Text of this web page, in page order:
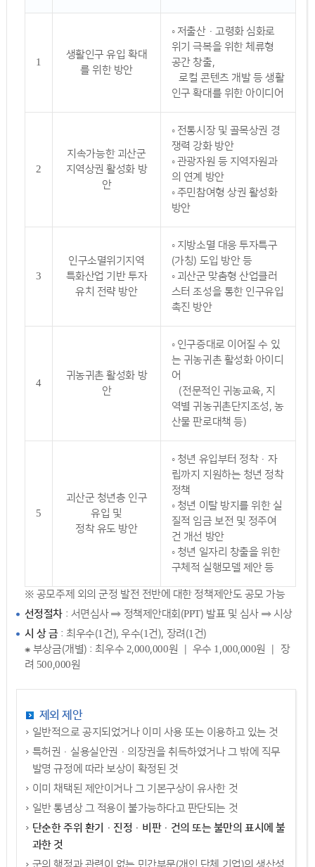
1
생활인구 유입 확대
를 위한 방안
◦ 저출산·고령화 심화로
위기 극복을 위한 체류형
공간 창출,
로컬 콘텐츠 개발 등 생활
인구 확대를 위한 아이디어
2
지속가능한 괴산군
지역상권 활성화 방
안
◦ 전통시장 및 골목상권 경
쟁력 강화 방안
◦ 관광자원 등 지역자원과
의 연계 방안
◦ 주민참여형 상권 활성화
방안
3
인구소멸위기지역
특화산업 기반 투자
유치 전략 방안
◦ 지방소멸 대응 투자특구
(가칭) 도입 방안 등
◦ 괴산군 맞춤형 산업클러
스터 조성을 통한 인구유입
촉진 방안
4
귀농귀촌 활성화 방
안
◦ 인구증대로 이어질 수 있
는 귀농귀촌 활성화 아이디
어
(전문적인 귀농교육, 지
역별 귀농귀촌단지조성, 농
산물 판로대책 등)
5
괴산군 청년층 인구
유입 및
정착 유도 방안
◦ 청년 유입부터 정착·자
립까지 지원하는 청년 정착
정책
◦ 청년 이탈 방지를 위한 실
질적 임금 보전 및 정주여
건 개선 방안
◦ 청년 일자리 창출을 위한
구체적 실행모델 제안 등
※ 공모주제 외의 군정 발전 전반에 대한 정책제안도 공모 가능
선정절차 : 서면심사 ⇒ 정책제안대회(PPT) 발표 및 심사 ⇒ 시상
시 상 금: 최우수(1건), 우수(1건), 장려(1건)
⁕ 부상금(개별) : 최우수 2,000,000원 ｜ 우수 1,000,000원 ｜ 장
려 500,000원
제외 제안
일반적으로 공지되었거나 이미 사용 또는 이용하고 있는 것
특허권·실용실안권·의장권을 취득하였거나 그 밖에 직무
발명 규정에 따라 보상이 확정된 것
이미 채택된 제안이거나 그 기본구상이 유사한 것
일반 통념상 그 적용이 불가능하다고 판단되는 것
단순한 주위 환기·진정·비판·건의 또는 불만의 표시에 불
과한 것
군의 행정과 관련이 없는 민간부문(개인,단체,기업)의 생산성